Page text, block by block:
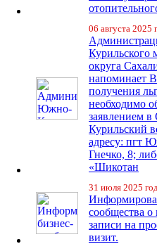
06 августа 2025
Курильского
округа
напоминает
получения
необходимо
заявлением
Курильский
адресу: пгт
Гнечко, 8;
«Шикотан
31 июля 2025
сообщества
записи на
визит.